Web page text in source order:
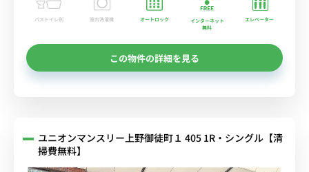
バストイレ別 室内洗濯機 オートロック
インターネット
無料
エレベーター
この物件の詳細を見る
ユニオンマンスリー上野御徒町１ 405 1R・シングル【清
掃費無料】